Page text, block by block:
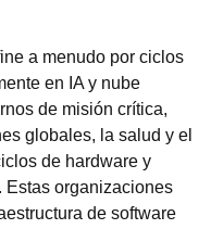
a menudo por ciclos
en IA y nube
de misión crítica,
globales, la salud y el
de hardware y
Estas organizaciones
de software